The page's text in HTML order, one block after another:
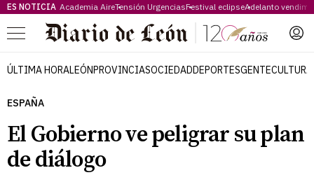
ES NOTICIA Academia AireTensión UrgenciasFestival eclipseAdelanto
Menú
ÚLTIMA HORALEÓNPROVINCIASOCIEDADDEPORTESGENTECULTURA
ESPAÑA
El Gobierno ve peligrar su plan
de diálogo